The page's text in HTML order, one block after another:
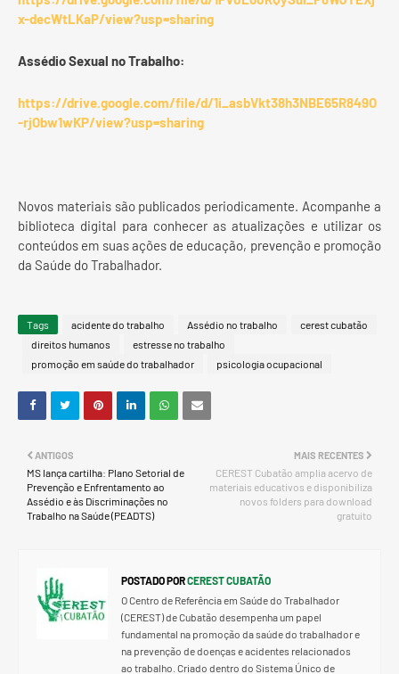
x-decWtLKaP/view?usp=sharing
Assédio Sexual no Trabalho:
https://drive.google.com/file/d/1i_asbVkt38h3NBE65R849O
-rjObw1wKP/view?usp=sharing
Novos materiais são publicados periodicamente. Acompanhe a
biblioteca digital para conhecer as atualizações e utilizar os
conteúdos em suas ações de educação, prevenção e promoção
da Saúde do Trabalhador.
Tags acidente do trabalho Assédio no trabalho
cerest cubatão
direitos humanos
estresse no trabalho
promoção em saúde do trabalhador
psicologia ocupacional
MAIS RECENTES
CEREST Cubatão amplia acervo de
materiais educativos e disponibiliza
novos folders para download
gratuito
ANTIGOS
MS lança cartilha: Plano Setorial de
Prevenção e Enfrentamento ao
Assédio e às Discriminações no
Trabalho na Saúde (PEADTS)
POSTADO PORCEREST CUBATÃO
O Centro de Referência em Saúde do Trabalhador
(CEREST) de Cubatão desempenha um papel
fundamental na promoção da saúde do trabalhador e
na prevenção de doenças e acidentes relacionados
ao trabalho. Criado dentro do Sistema Único de